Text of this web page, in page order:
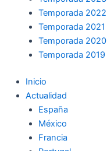
Temporada 2022
Temporada 2021
Temporada 2020
Temporada 2019
Inicio
Actualidad
España
México
Francia